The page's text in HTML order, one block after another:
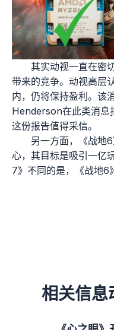
其实动视一直在密
带来的竞争。动视高层
内，仍将保持盈利。该
Henderson在此类消息
这份报告值得采信。
另一方面，《战地
心，其目标是吸引一亿
7》不同的是，《战地6
相关信息